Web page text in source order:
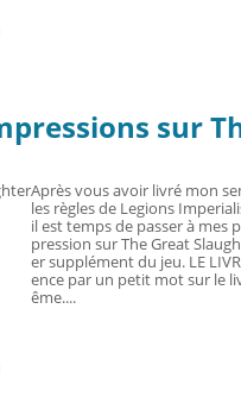
sur
Après vous avoir livré mon
les règles de Legions
il est temps de passer à mes
pression sur The Great
er supplément du jeu. LE
ence par un petit mot sur le
ême....